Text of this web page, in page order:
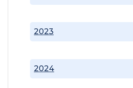
2023
2024